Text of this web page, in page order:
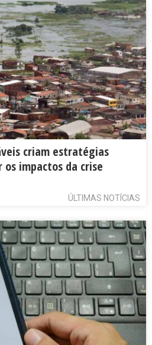
criam estratégias
impactos da crise
ÚLTIMAS NOTÍCIAS